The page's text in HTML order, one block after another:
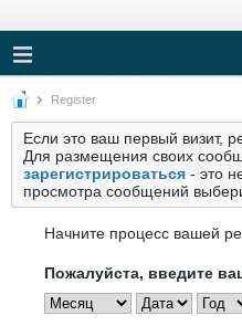
Register
Если это ваш первый визит,
Для размещения своих
зарегистрироваться - это
просмотра сообщений
Начните процесс вашей
Пожалуйста, введите